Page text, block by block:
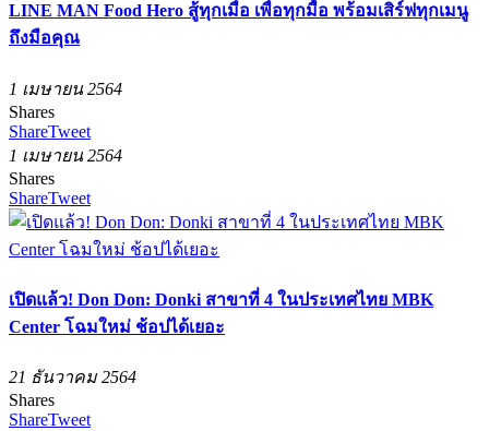
LINE MAN Food Hero สู้ทุกเมื่อ เพื่อทุกมื้อ พร้อมเสิร์ฟทุกเมนู
ถึงมือคุณ
1 เมษายน 2564
Shares
ShareTweet
1 เมษายน 2564
Shares
ShareTweet
เปิดแล้ว! Don Don: Donki สาขาที่ 4 ในประเทศไทย MBK
Center โฉมใหม่ ช้อปได้เยอะ
21 ธันวาคม 2564
Shares
ShareTweet